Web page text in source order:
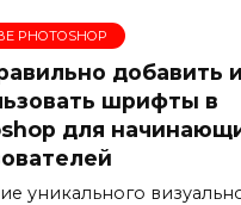
PHOTOSHOP
добавить и
шрифты в
для
уникального